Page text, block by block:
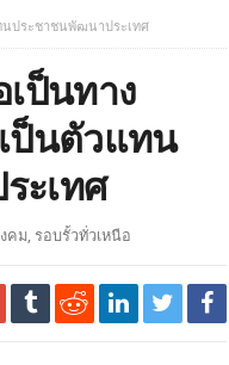
นประชาชนพัฒนาประเทศ
ป็นทาง
ป็นตัวแทน
ะเทศ
คม, รอบรั้วทั่วเหนือ